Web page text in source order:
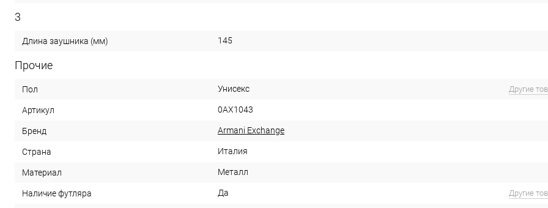
3
Длина заушника (мм) 145
Прочие
Пол Унисекс Другие
Артикул 0AX1043
Бренд Armani Exchange
Страна Италия
Материал Металл
Наличие футляра Да Другие